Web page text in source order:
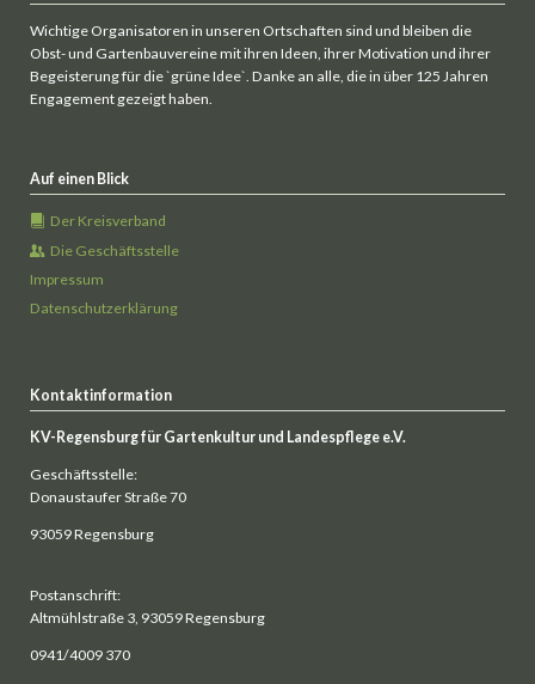
Wichtige Organisatoren in unseren Ortschaften sind und bleiben die
Obst- und Gartenbauvereine mit ihren Ideen, ihrer Motivation und ihrer
Begeisterung für die `grüne Idee`. Danke an alle, die in über 125 Jahren
Engagement gezeigt haben.
Auf einen Blick
Der Kreisverband
Die Geschäftsstelle
Impressum
Datenschutzerklärung
Kontaktinformation
KV-Regensburg für Gartenkultur und Landespflege e.V.
Geschäftsstelle:
Donaustaufer Straße 70
93059 Regensburg
Postanschrift:
Altmühlstraße 3, 93059 Regensburg
0941/4009 370